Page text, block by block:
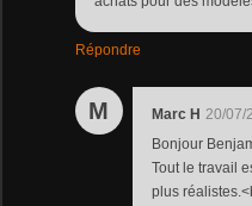
Répondre
M Marc H 20/07/
Bonjour
Tout le travail
plus